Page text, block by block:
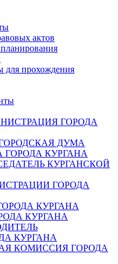
актов
для прохождения
ГОРОДА
ДУМА
КУРГАНА
КУРГАНСКОЙ
ГОРОДА
КУРГАНА
КУРГАНА
КУРГАНА
КОМИССИЯ ГОРОДА